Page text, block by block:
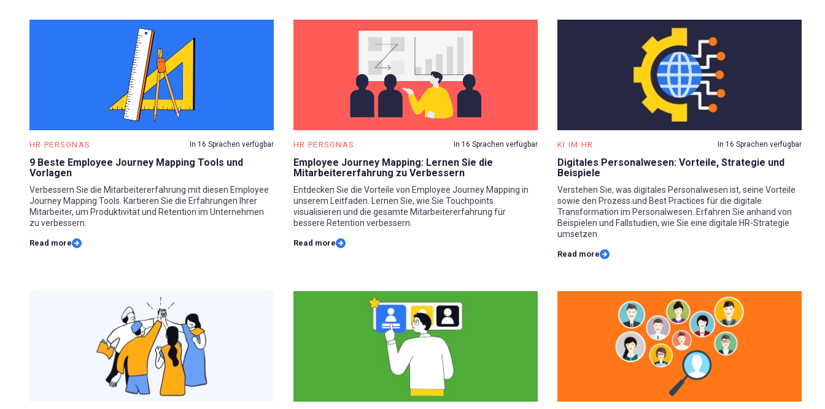
HR PERSONAS In 16 Sprachen verfügbar
9 Beste Employee Journey Mapping Tools und
Vorlagen
Verbessern Sie die Mitarbeitererfahrung mit diesen Employee
Journey Mapping Tools. Kartieren Sie die Erfahrungen Ihrer
Mitarbeiter, um Produktivität und Retention im Unternehmen
zu verbessern.
Read more
HR PERSONAS In 16 Sprachen verfügbar
Employee Journey Mapping: Lernen Sie die
Mitarbeitererfahrung zu Verbessern
Entdecken Sie die Vorteile von Employee Journey Mapping in
unserem Leitfaden. Lernen Sie, wie Sie Touchpoints
visualisieren und die gesamte Mitarbeitererfahrung für
bessere Retention verbessern.
Read more
KI IM HR In 16 Sprachen verfügbar
Digitales Personalwesen: Vorteile, Strategie und
Beispiele
Verstehen Sie, was digitales Personalwesen ist, seine Vorteile
sowie den Prozess und Best Practices für die digitale
Transformation im Personalwesen. Erfahren Sie anhand von
Beispielen und Fallstudien, wie Sie eine digitale HR-Strategie
umsetzen.
Read more